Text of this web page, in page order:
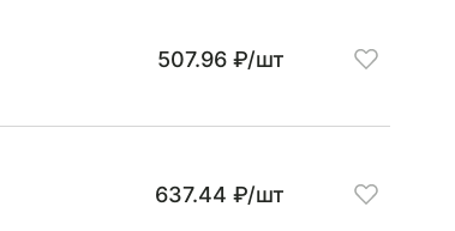
507.96 ₽/шт
637.44 ₽/шт